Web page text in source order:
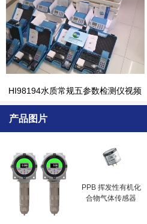
HI98194水质常规五参数检测仪视频
产品图片
PPB 挥发性有机化
合物气体传感器